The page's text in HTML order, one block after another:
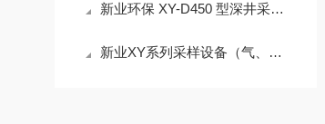
新业环保 XY-D450 型深井采样器：地下水质监测技术
新业XY系列采样设备（气、水、土）